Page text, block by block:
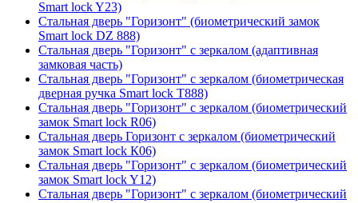
Smart lock Y23)
Стальная дверь "Горизонт" (биометрический замок
Smart lock DZ 888)
Стальная дверь "Горизонт" с зеркалом (адаптивная
замковая часть)
Стальная дверь "Горизонт" с зеркалом (биометрическая
дверная ручка Smart lock T888)
Стальная дверь "Горизонт" с зеркалом (биометрический
замок Smart lock R06)
Стальная дверь Горизонт с зеркалом (биометрический
замок Smart lock К06)
Стальная дверь "Горизонт" с зеркалом (биометрический
замок Smart lock Y12)
Стальная дверь "Горизонт" с зеркалом (биометрический